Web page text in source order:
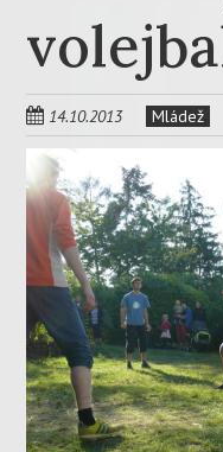
14.10.2013 Mládež